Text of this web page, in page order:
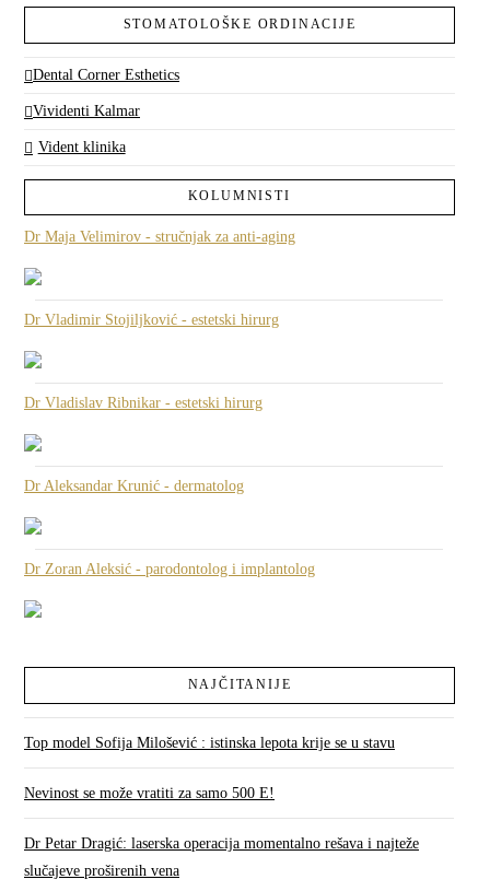
STOMATOLOŠKE ORDINACIJE
Dental Corner Esthetics
Vividenti Kalmar
Vident klinika
KOLUMNISTI
Dr Maja Velimirov - stručnjak za anti-aging
Dr Vladimir Stojiljković - estetski hirurg
Dr Vladislav Ribnikar - estetski hirurg
Dr Aleksandar Krunić - dermatolog
Dr Zoran Aleksić - parodontolog i implantolog
NAJČITANIJE
Top model Sofija Milošević : istinska lepota krije se u stavu
Nevinost se može vratiti za samo 500 E!
Dr Petar Dragić: laserska operacija momentalno rešava i najteže
slučajeve proširenih vena